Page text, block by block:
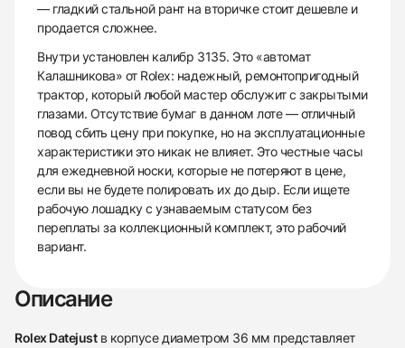
— гладкий стальной рант на вторичке стоит дешевле и
продается сложнее.
Внутри установлен калибр 3135. Это «автомат
Калашникова» от Rolex: надежный, ремонтопригодный
трактор, который любой мастер обслужит с закрытыми
глазами. Отсутствие бумаг в данном лоте — отличный
повод сбить цену при покупке, но на эксплуатационные
характеристики это никак не влияет. Это честные часы
для ежедневной носки, которые не потеряют в цене,
если вы не будете полировать их до дыр. Если ищете
рабочую лошадку с узнаваемым статусом без
переплаты за коллекционный комплект, это рабочий
вариант.
Описание
Rolex Datejustв корпусе диаметром 36 мм представляет